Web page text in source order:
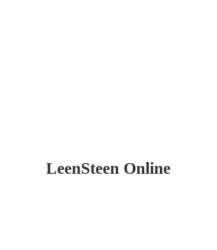
LeenSteen Online